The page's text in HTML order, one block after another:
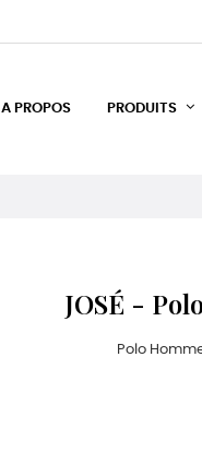
A PROPOS PRODUITS
JOSÉ -
Polo